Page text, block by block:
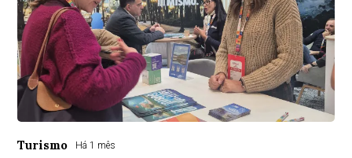
Turismo Há 1 mês